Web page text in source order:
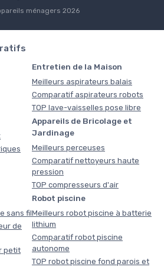
ménagers 2026
Entretien de la Maison
Meilleurs aspirateurs balais
Comparatif aspirateurs robots
TOP lave-vaisselles pose libre
Appareils de Bricolage et
Jardinage
Meilleurs perceuses
Comparatif nettoyeurs haute
pression
TOP compresseurs d'air
sans fil
de
petit
Robot piscine
Meilleurs robot piscine à batterie
lithium
Comparatif robot piscine
autonome
TOP robot piscine fond parois et